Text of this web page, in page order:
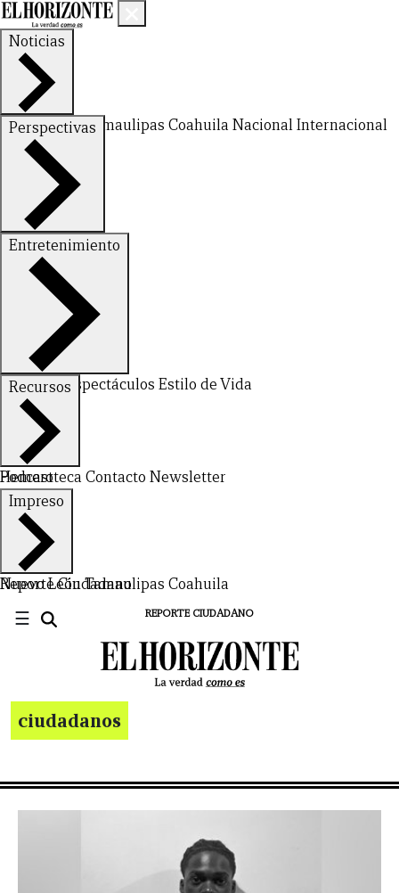
Noticias
Nuevo LeónTamaulipas Coahuila NacionalInternacional
Perspectivas
FinanzasOpinión
Entretenimiento
DeportesEspectáculos Estilo de Vida
Recursos
Hemeroteca Contacto Newsletter
Podcast
Impreso
Nuevo LeónTamaulipas Coahuila
Reporte Ciudadano
☰ REPORTE CIUDADANO
ciudadanos